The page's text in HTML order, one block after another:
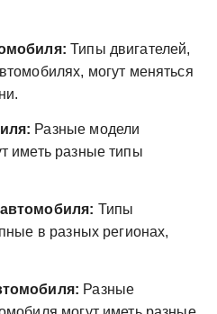
Типы двигателей,
могут меняться
Разные модели
иметь разные типы
Типы
в разных регионах,
Разные